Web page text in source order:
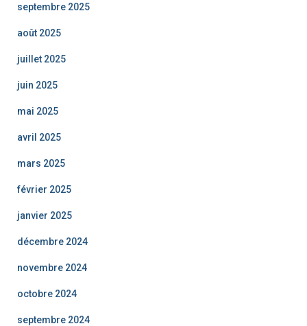
septembre 2025
août 2025
juillet 2025
juin 2025
mai 2025
avril 2025
mars 2025
février 2025
janvier 2025
décembre 2024
novembre 2024
octobre 2024
septembre 2024